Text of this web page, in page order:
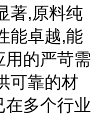
著,原料纯
能卓越,能
用的严苛需
可靠的材
多个行业